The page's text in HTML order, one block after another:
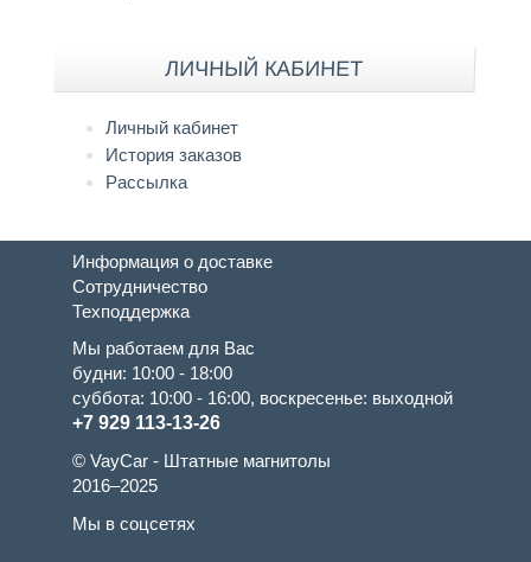
ЛИЧНЫЙ КАБИНЕТ
Личный кабинет
История заказов
Рассылка
Информация о доставке
Сотрудничество
Техподдержка
Мы работаем для Вас
будни: 10:00 - 18:00
суббота: 10:00 - 16:00, воскресенье: выходной
+7 929 113-13-26
© VayCar - Штатные магнитолы
2016–2025
Мы в соцсетях